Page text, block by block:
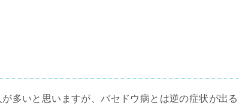
多いと思いますが、バセドウ病とは逆の症状が出る